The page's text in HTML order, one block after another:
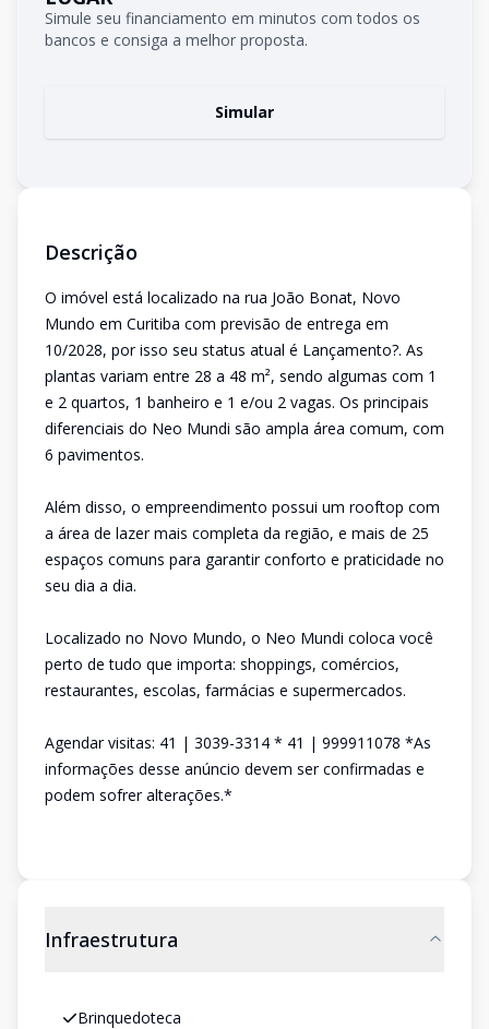
Simule seu financiamento em minutos com todos os
bancos e consiga a melhor proposta.
Simular
Descrição
O imóvel está localizado na rua João Bonat, Novo
Mundo em Curitiba com previsão de entrega em
10/2028, por isso seu status atual é Lançamento?. As
plantas variam entre 28 a 48 m², sendo algumas com 1
e 2 quartos, 1 banheiro e 1 e/ou 2 vagas. Os principais
diferenciais do Neo Mundi são ampla área comum, com
6 pavimentos.
Além disso, o empreendimento possui um rooftop com
a área de lazer mais completa da região, e mais de 25
espaços comuns para garantir conforto e praticidade no
seu dia a dia.
Localizado no Novo Mundo, o Neo Mundi coloca você
perto de tudo que importa: shoppings, comércios,
restaurantes, escolas, farmácias e supermercados.
Agendar visitas: 41 | 3039-3314 * 41 | 999911078 *As
informações desse anúncio devem ser confirmadas e
podem sofrer alterações.*
Infraestrutura
Brinquedoteca